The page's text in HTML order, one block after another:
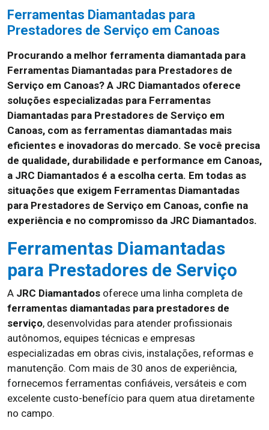
Ferramentas Diamantadas para
Prestadores de Serviço em Canoas
Procurando a melhor ferramenta diamantada para
Ferramentas Diamantadas para Prestadores de
Serviço em Canoas? A JRC Diamantados oferece
soluções especializadas para Ferramentas
Diamantadas para Prestadores de Serviço em
Canoas, com as ferramentas diamantadas mais
eficientes e inovadoras do mercado. Se você precisa
de qualidade, durabilidade e performance em Canoas,
a JRC Diamantados é a escolha certa. Em todas as
situações que exigem Ferramentas Diamantadas
para Prestadores de Serviço em Canoas, confie na
experiência e no compromisso da JRC Diamantados.
Ferramentas Diamantadas
para Prestadores de Serviço
A JRC Diamantados oferece uma linha completa de
ferramentas diamantadas para prestadores de
serviço, desenvolvidas para atender profissionais
autônomos, equipes técnicas e empresas
especializadas em obras civis, instalações, reformas e
manutenção. Com mais de 30 anos de experiência,
fornecemos ferramentas confiáveis, versáteis e com
excelente custo-benefício para quem atua diretamente
no campo.